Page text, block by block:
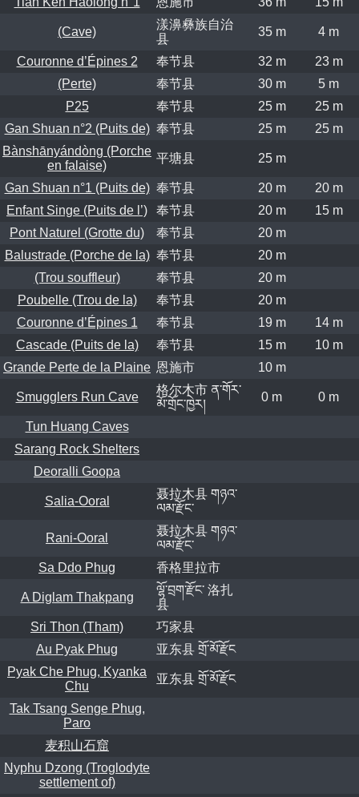
(Cave)
漾濞彝族自治
县
35 m 4 m
Couronne d’Épines 2 奉节县 32 m
23 m
(Perte)
奉节县 30 m
5 m
P25
奉节县 25 m
25 m
Gan Shuan n°2 (Puits de) 奉节县 25 m
25 m
Bànshānyándòng (Porche
en falaise)
平塘县 25 m
Gan Shuan n°1 (Puits de) 奉节县 20 m
20 m
Enfant Singe (Puits de l’)
奉节县 20 m
15 m
Pont Naturel (Grotte du)
奉节县
20 m
Balustrade (Porche de la) 奉节县
20 m
(Trou souffleur)
奉节县
20 m
Poubelle (Trou de la)
奉节县
20 m
Couronne d’Épines 1
奉节县 19 m
14 m
Cascade (Puits de la)
奉节县 15 m
10 m
Grande Perte de la Plaine 恩施市 10 m
Smugglers Run Cave
格尔木市 ན་གོར་
མོ་གྲོང་ཁྱེར།
0 m 0 m
Tun Huang Caves
Sarang Rock Shelters
Deoralli Goopa
Salia-Ooral
聂拉木县 གཉའ་
ལམ་རྫོང་
Rani-Ooral
聂拉木县 གཉའ་
ལམ་རྫོང་
Sa Ddo Phug
香格里拉市
A Diglam Thakpang
ལྷོ་བྲག་རྫོང་ 洛扎
县
Sri Thon (Tham)
巧家县
Au Pyak Phug
亚东县 གྲོ་མོ་རྫོང
Pyak Che Phug, Kyanka
Chu
亚东县 གྲོ་མོ་རྫོང
Tak Tsang Senge Phug,
Paro
麦积山石窟
Nyphu Dzong (Troglodyte
settlement of)